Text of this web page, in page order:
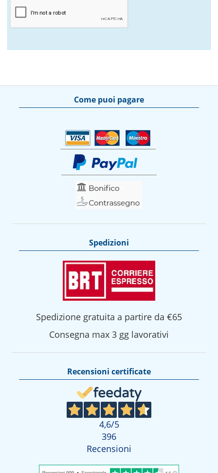
Come puoi pagare
Spedizioni
Spedizione gratuita a partire da €65
Consegna max 3 gg lavorativi
Recensioni certificate
4,6/5
396
Recensioni